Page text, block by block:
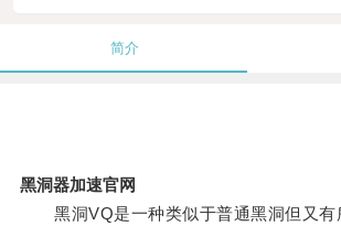
简介
黑洞器加速官网
黑洞VQ是一种类似于普通黑洞但又有